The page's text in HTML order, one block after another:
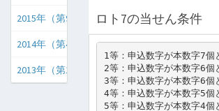
2015年（第91回〜第141回）
2014年（第40回〜第90回）
2013年（第1回〜第39回）
ロト7の当せん条件
1等：申込数字が本数字7個
2等：申込数字が本数字6個
3等：申込数字が本数字6個
4等：申込数字が本数字5個
5等：申込数字が本数字4個